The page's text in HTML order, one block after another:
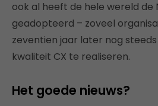
ook al heeft de hele wereld de
geadopteerd – zoveel
zeventien jaar later nog
kwaliteit CX te realiseren.
Het goede nieuws?